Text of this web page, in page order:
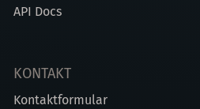
API Docs
KONTAKT
Kontaktformular